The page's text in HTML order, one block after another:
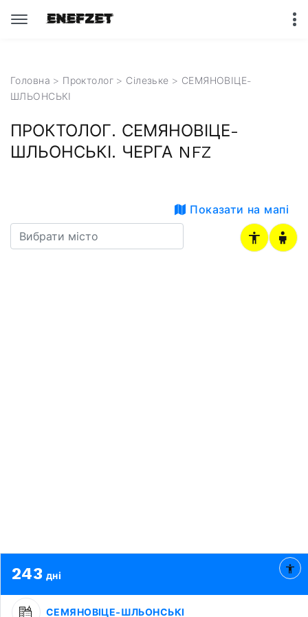
Головна > Проктолог > Сілезьке > СЕМЯНОВІЦЕ-
ШЛЬОНСЬКІ
ПРОКТОЛОГ. СЕМЯНОВІЦЕ-
ШЛЬОНСЬКІ. ЧЕРГА NFZ
Показати на мапі
243 дні
СЕМЯНОВІЦЕ-ШЛЬОНСЬКІ